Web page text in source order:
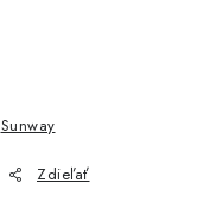
Sunway
Zdieľať